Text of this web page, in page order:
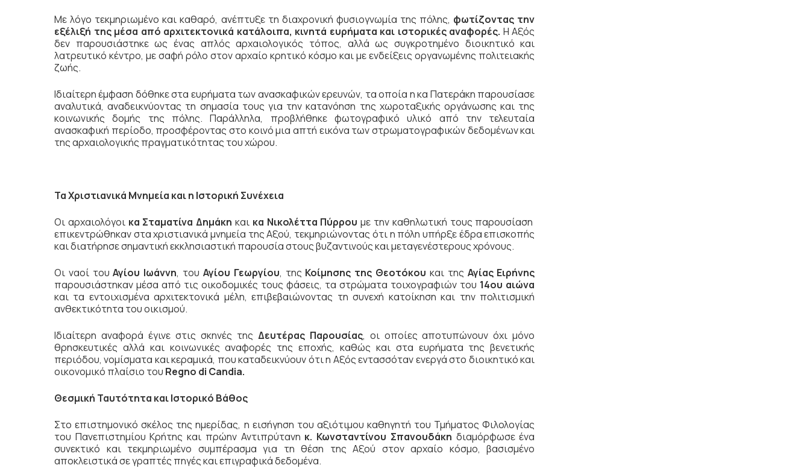
Με λόγο τεκμηριωμένο και καθαρό, ανέπτυξε τη διαχρονική φυσιογνωμία της πόλης, φωτίζοντας την
εξέλιξή της μέσα από αρχιτεκτονικά κατάλοιπα, κινητά ευρήματα και ιστορικές αναφορές. Η Αξός
δεν παρουσιάστηκε ως ένας απλός αρχαιολογικός τόπος, αλλά ως συγκροτημένο διοικητικό και
λατρευτικό κέντρο, με σαφή ρόλο στον αρχαίο κρητικό κόσμο και με ενδείξεις οργανωμένης πολιτειακής
ζωής.
Ιδιαίτερη έμφαση δόθηκε στα ευρήματα των ανασκαφικών ερευνών, τα οποία η κα Πατεράκη παρουσίασε
αναλυτικά, αναδεικνύοντας τη σημασία τους για την κατανόηση της χωροταξικής οργάνωσης και της
κοινωνικής δομής της πόλης. Παράλληλα, προβλήθηκε φωτογραφικό υλικό από την τελευταία
ανασκαφική περίοδο, προσφέροντας στο κοινό μια απτή εικόνα των στρωματογραφικών δεδομένων και
της αρχαιολογικής πραγματικότητας του χώρου.
Τα Χριστιανικά Μνημεία και η Ιστορική Συνέχεια
Οι αρχαιολόγοι κα Σταματίνα Δημάκη και κα Νικολέττα Πύρρου με την καθηλωτική τους παρουσίαση
επικεντρώθηκαν στα χριστιανικά μνημεία της Αξού, τεκμηριώνοντας ότι η πόλη υπήρξε έδρα επισκοπής
και διατήρησε σημαντική εκκλησιαστική παρουσία στους βυζαντινούς και μεταγενέστερους χρόνους.
Οι ναοί τουΑγίου Ιωάννη, του Αγίου Γεωργίου, της Κοίμησης της Θεοτόκου και της Αγίας Ειρήνης
παρουσιάστηκαν μέσα από τις οικοδομικές τους φάσεις, τα στρώματα τοιχογραφιών του 14ου αιώνα
και τα εντοιχισμένα αρχιτεκτονικά μέλη, επιβεβαιώνοντας τη συνεχή κατοίκηση και την πολιτισμική
ανθεκτικότητα του οικισμού.
Ιδιαίτερη αναφορά έγινε στις σκηνές της Δευτέρας Παρουσίας, οι οποίες αποτυπώνουν όχι μόνο
θρησκευτικές αλλά και κοινωνικές αναφορές της εποχής, καθώς και στα ευρήματα της βενετικής
περιόδου, νομίσματα και κεραμικά, που καταδεικνύουν ότι η Αξός εντασσόταν ενεργά στο διοικητικό και
οικονομικό πλαίσιο του Regno di Candia.
Θεσμική Ταυτότητα και Ιστορικό Βάθος
Στο επιστημονικό σκέλος της ημερίδας, η εισήγηση του αξιότιμου καθηγητή του Τμήματος Φιλολογίας
του Πανεπιστημίου Κρήτης και πρώην Αντιπρύτανη κ. Κωνσταντίνου Σπανουδάκη διαμόρφωσε ένα
συνεκτικό και τεκμηριωμένο συμπέρασμα για τη θέση της Αξού στον αρχαίο κόσμο, βασισμένο
αποκλειστικά σε γραπτές πηγές και επιγραφικά δεδομένα.